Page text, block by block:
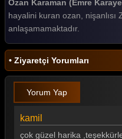
Ozan Karaman (Emre
hayalini kuran ozan,
anlaşamamaktadır.
• Ziyaretçi Yorumları
Yorum Yap
kamil
çok güzel harika